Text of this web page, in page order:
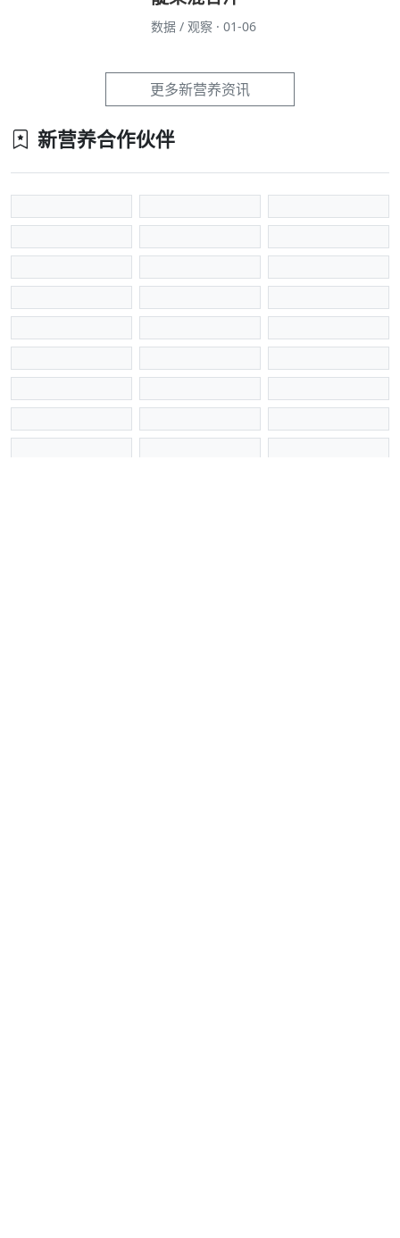
数据 / 观察 · 01-06
更多新营养资讯
新营养合作伙伴